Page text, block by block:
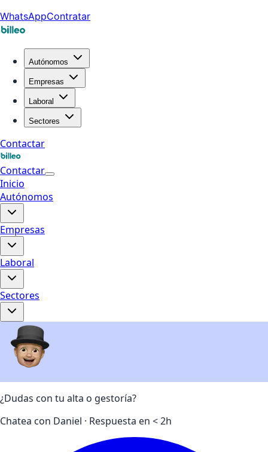
WhatsAppContratar
Autónomos
Empresas
Laboral
Sectores
Contactar
Contactar
Inicio
Autónomos
Empresas
Laboral
Sectores
¿Dudas con tu alta o gestoría?
Chatea con Daniel · Respuesta en < 2h